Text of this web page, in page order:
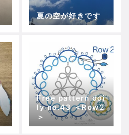
夏の空が好きです
Free pattern doi
ly no.43 ＜Row2
＞